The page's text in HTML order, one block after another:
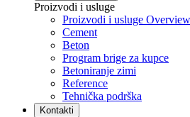
Proizvodi i usluge
Proizvodi i usluge Overview
Cement
Beton
Program brige za kupce
Betoniranje zimi
Reference
Tehnička podrška
Kontakti